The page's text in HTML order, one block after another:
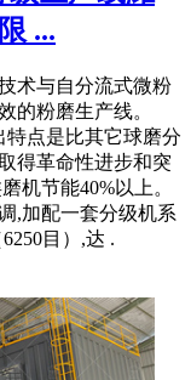
...
术与自分流式微粉
的粉磨生产线。
特点是比其它球磨分
得革命性进步和突
机节能40%以上。
,加配一套分级机系
目）,达 .